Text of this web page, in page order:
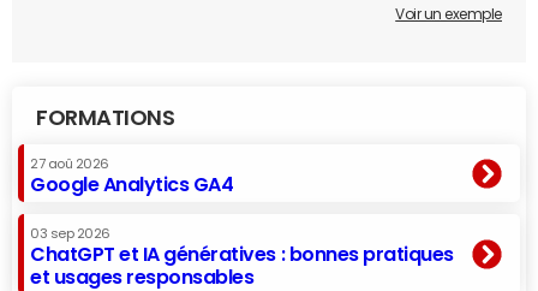
Voir un exemple
FORMATIONS
27 aoû 2026
Google Analytics GA4
03 sep 2026
ChatGPT et IA génératives : bonnes pratiques
et usages responsables